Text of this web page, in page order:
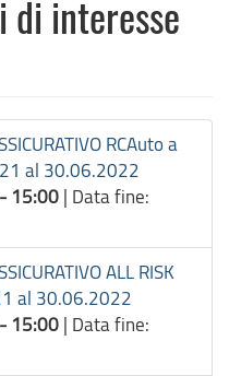
di interesse
RCAuto a
al 30.06.2022
15:00 | Data fine:
ALL RISK
al 30.06.2022
15:00 | Data fine: